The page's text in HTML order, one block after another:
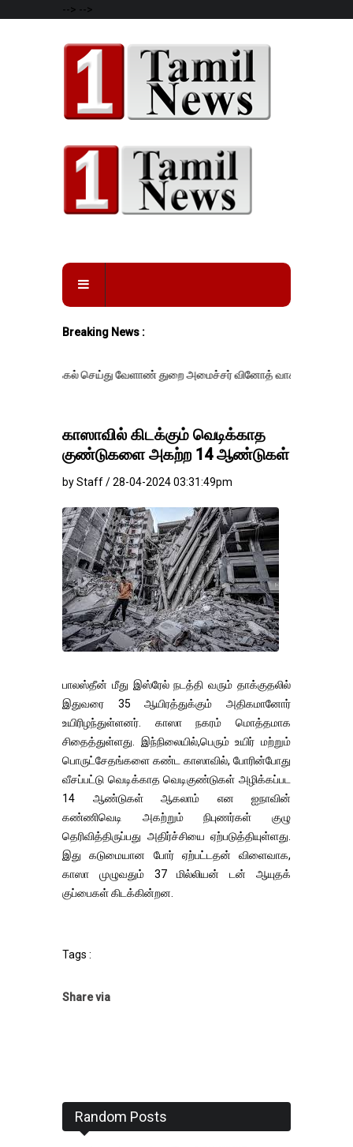
--> -->
Breaking News :
செய்து வேளாண் துறை அமைச்சர் வினோத் வாசித்து வருகிறார். �.
காஸாவில் கிடக்கும் வெடிக்காத
குண்டுகளை அகற்ற 14 ஆண்டுகள்
by Staff / 28-04-2024 03:31:49pm
பாலஸ்தீன் மீது இஸ்ரேல் நடத்தி வரும் தாக்குதலில்
இதுவரை 35 ஆயிரத்துக்கும் அதிகமானோர்
உயிரிழந்துள்ளனர். காஸா நகரம் மொத்தமாக
சிதைத்துள்ளது. இந்நிலையில்,பெரும் உயிர் மற்றும்
பொருட்சேதங்களை கண்ட காஸாவில், போரின்போது
வீசப்பட்டு வெடிக்காத வெடிகுண்டுகள் அழிக்கப்பட
14 ஆண்டுகள் ஆகலாம் என ஐநாவின்
கண்ணிவெடி அகற்றும் நிபுணர்கள் குழு
தெரிவித்திருப்பது அதிர்ச்சியை ஏற்படுத்தியுள்ளது.
இது கடுமையான போர் ஏற்பட்டதன் விளைவாக,
காஸா முழுவதும் 37 மில்லியன் டன் ஆயுதக்
குப்பைகள் கிடக்கின்றன.
Tags :
Share via
Random Posts